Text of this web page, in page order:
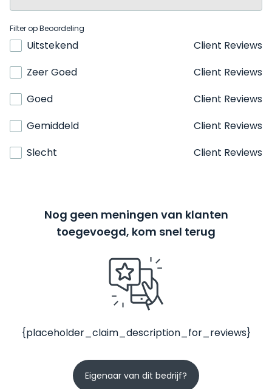
Filter op Beoordeling
Uitstekend
Client Reviews
Zeer Goed
Client Reviews
Goed
Client Reviews
Gemiddeld
Client Reviews
Slecht
Client Reviews
Nog geen meningen van klanten
toegevoegd, kom snel terug
{placeholder_claim_description_for_reviews}
Eigenaar van dit bedrijf?